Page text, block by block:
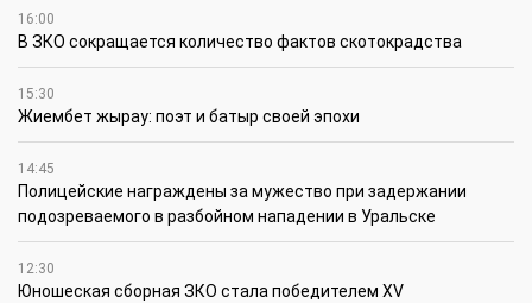
16:00
В ЗКО сокращается количество фактов скотокрадства
15:30
Жиембет жырау: поэт и батыр своей эпохи
14:45
Полицейские награждены за мужество при задержании
подозреваемого в разбойном нападении в Уральске
12:30
Юношеская сборная ЗКО стала победителем XV